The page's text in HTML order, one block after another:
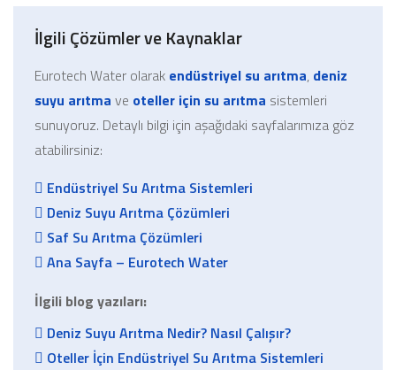
İlgili Çözümler ve Kaynaklar
Eurotech Water olarak endüstriyel su arıtma, deniz
suyu arıtma ve oteller için su arıtma sistemleri
sunuyoruz. Detaylı bilgi için aşağıdaki sayfalarımıza göz
atabilirsiniz:
Endüstriyel Su Arıtma Sistemleri
Deniz Suyu Arıtma Çözümleri
Saf Su Arıtma Çözümleri
Ana Sayfa – Eurotech Water
İlgili blog yazıları:
Deniz Suyu Arıtma Nedir? Nasıl Çalışır?
Oteller İçin Endüstriyel Su Arıtma Sistemleri